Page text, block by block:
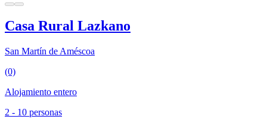
Casa Rural Lazkano
San Martín de Améscoa
(0)
Alojamiento entero
2 - 10 personas